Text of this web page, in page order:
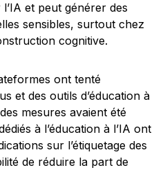
et peut générer des
sensibles, surtout chez
cognitive.
ont tenté
et des outils d’éducation à
mesures avaient été
à l’éducation à l’IA ont
sur l’étiquetage des
de réduire la part de